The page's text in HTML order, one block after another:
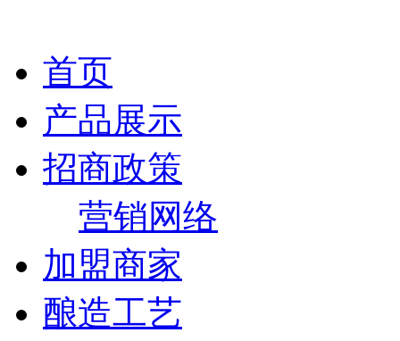
首页
产品展示
招商政策
营销网络
加盟商家
酿造工艺